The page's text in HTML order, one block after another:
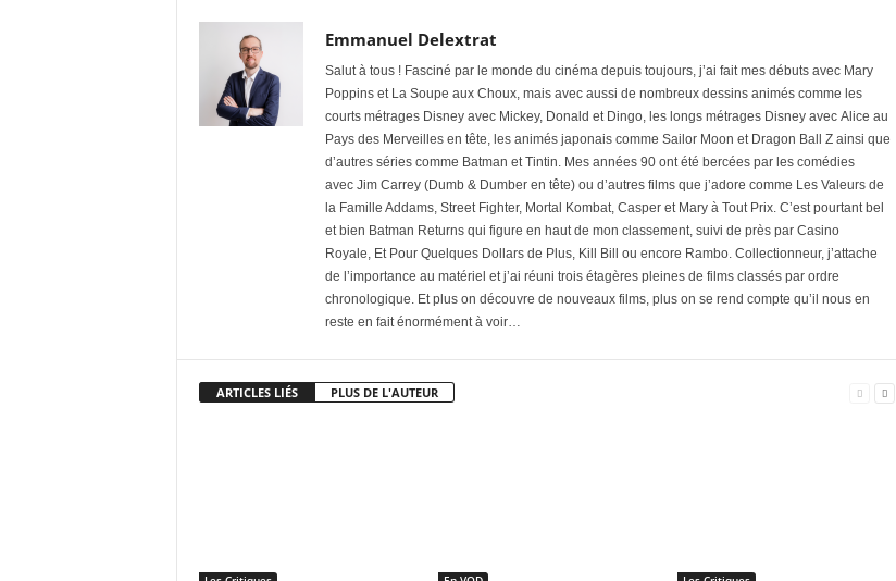
Emmanuel Delextrat
Salut à tous ! Fasciné par le monde du cinéma depuis toujours, j’ai fait mes débuts avec Mary
Poppins et La Soupe aux Choux, mais avec aussi de nombreux dessins animés comme les
courts métrages Disney avec Mickey, Donald et Dingo, les longs métrages Disney avec Alice au
Pays des Merveilles en tête, les animés japonais comme Sailor Moon et Dragon Ball Z ainsi que
d’autres séries comme Batman et Tintin. Mes années 90 ont été bercées par les comédies
avec Jim Carrey (Dumb & Dumber en tête) ou d’autres films que j’adore comme Les Valeurs de
la Famille Addams, Street Fighter, Mortal Kombat, Casper et Mary à Tout Prix. C’est pourtant bel
et bien Batman Returns qui figure en haut de mon classement, suivi de près par Casino
Royale, Et Pour Quelques Dollars de Plus, Kill Bill ou encore Rambo. Collectionneur, j’attache
de l’importance au matériel et j’ai réuni trois étagères pleines de films classés par ordre
chronologique. Et plus on découvre de nouveaux films, plus on se rend compte qu’il nous en
reste en fait énormément à voir…
ARTICLES LIÉS PLUS DE L'AUTEUR